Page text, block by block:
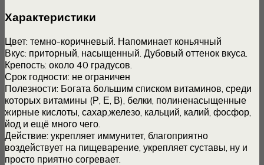
Характеристики
Цвет: темно-коричневый. Напоминает коньячный
Вкус: приторный, насыщенный. Дубовый оттенок вкуса.
Крепость: около 40 градусов.
Срок годности: не ограничен
Полезности: Богата большим списком витаминов, среди
которых витамины (Р, Е, В), белки, полиненасыщенные
жирные кислоты, сахар,железо, кальций, калий, фосфор,
йод и ещё много чего.
Действие: укрепляет иммунитет, благоприятно
воздействует на пищеварение, укрепляет суставы, ну и
просто приятно согревает.